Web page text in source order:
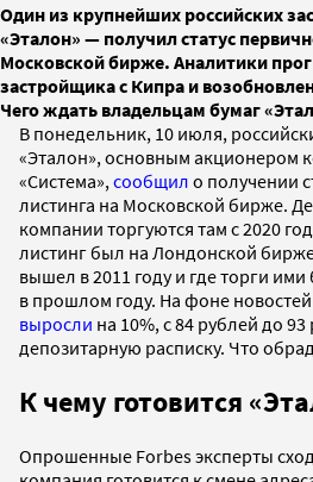
Один из крупнейших российских
«Эталон» — получил статус
Московской бирже. Аналитики
застройщика с Кипра и
Чего ждать владельцам бумаг
В понедельник, 10 июля,
«Эталон», основным акционером
«Система», сообщил о получении
листинга на Московской бирже.
компании торгуются там с 2020
листинг был на Лондонской
вышел в 2011 году и где торги
в прошлом году. На фоне
выросли на 10%, с 84 рублей до 93
депозитарную расписку. Что
К чему готовится
Опрошенные Forbes эксперты